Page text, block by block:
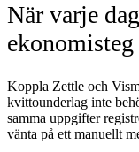
När varje
ekonomisteg
Koppla Zettle och
kvittounderlag inte
samma uppgifter
vänta på ett manuellt